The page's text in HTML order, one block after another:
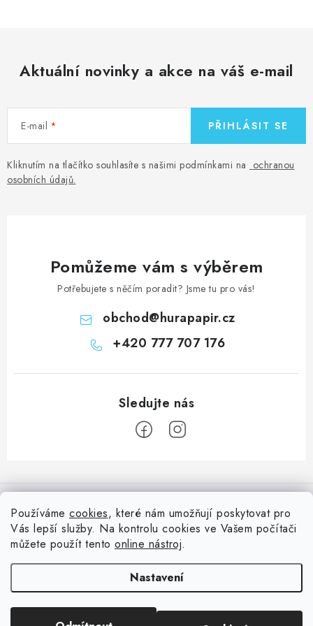
Používáme cookies, které nám umožňují poskytovat pro
Vás lepší služby. Na kontrolu cookies ve Vašem počítači
můžete použít tento online nástroj.
Nastavení
Aktuální novinky a akce na váš e-mail
E-mail
Kliknutím na tlačítko souhlasíte s našimi podmínkami na ochranou
osobních údajů.
PŘIHLÁSIT SE
Pomůžeme vám s výběrem
Potřebujete s něčím poradit? Jsme tu pro vás!
obchod@hurapapir.cz
+420 777 707 176
á
Doprava
Oblíbené ♥️
Nepřehlédněte
Blog s nápady a návody
Slovník pojmů, české návody
. Všechna práva vyhrazena.Upravit nastavení